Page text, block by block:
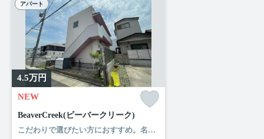
アパート
4.5万円
NEW
BeaverCreek(ビーバークリーク)
こだわりで選びたい方におすすめ。名古屋市南区エリアで住まいをお探しなら「BeaverCreek(ビーバークリーク)」。ファミリーマート 中江二丁目店まで徒歩3分と近場にコンビニがあるのもポイント。当社には、こだわり条件や特集が満載です。名古屋市南区エリアや名古屋市営桜通線鶴里付近できっと素敵なお部屋が見つかることでしょう。